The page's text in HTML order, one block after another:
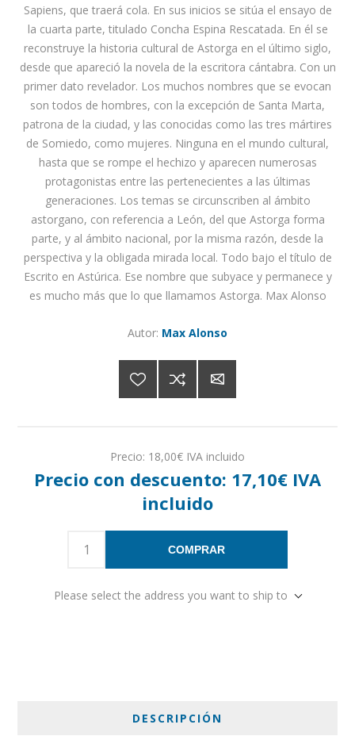
Sapiens, que traerá cola. En sus inicios se sitúa el ensayo de
la cuarta parte, titulado Concha Espina Rescatada. En él se
reconstruye la historia cultural de Astorga en el último siglo,
desde que apareció la novela de la escritora cántabra. Con un
primer dato revelador. Los muchos nombres que se evocan
son todos de hombres, con la excepción de Santa Marta,
patrona de la ciudad, y las conocidas como las tres mártires
de Somiedo, como mujeres. Ninguna en el mundo cultural,
hasta que se rompe el hechizo y aparecen numerosas
protagonistas entre las pertenecientes a las últimas
generaciones. Los temas se circunscriben al ámbito
astorgano, con referencia a León, del que Astorga forma
parte, y al ámbito nacional, por la misma razón, desde la
perspectiva y la obligada mirada local. Todo bajo el título de
Escrito en Astúrica. Ese nombre que subyace y permanece y
es mucho más que lo que llamamos Astorga. Max Alonso
Autor: Max Alonso
Precio: 18,00€ IVA incluido
Precio con descuento: 17,10€ IVA
incluido
COMPRAR
Please select the address you want to ship to
DESCRIPCIÓN